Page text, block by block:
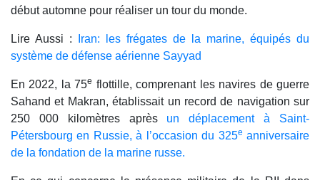
début automne pour réaliser un tour du monde.
Lire Aussi :
Iran: les frégates de la marine, équipés du
système de défense aérienne Sayyad
En 2022, la 75e flottille, comprenant les navires de guerre
Sahand et Makran, établissait un record de navigation sur
250 000 kilomètres après un déplacement à Saint-
Pétersbourg en Russie, à l’occasion du 325e anniversaire
de la fondation de la marine russe.